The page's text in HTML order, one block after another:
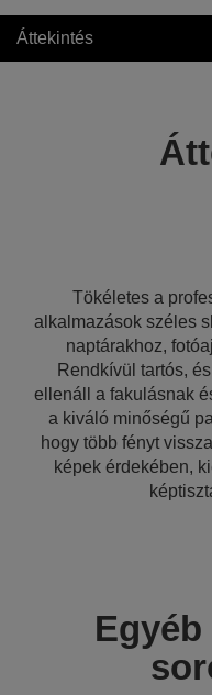
Áttekintés
Tökéletes a
alkalmazások széles
naptárakhoz,
Rendkívül tartós,
ellenáll a fakulásnak
a kiváló minőségű
hogy több fényt
képek érdekében,